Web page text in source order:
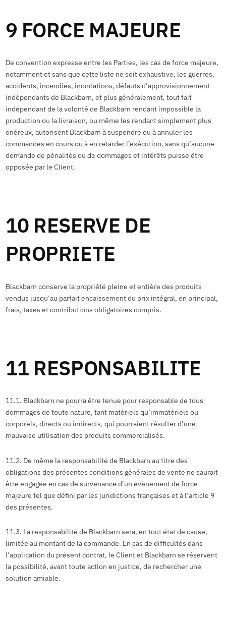
9 FORCE MAJEURE
De convention expresse entre les Parties, les cas de force majeure,
notamment et sans que cette liste ne soit exhaustive, les guerres,
accidents, incendies, inondations, défauts d’approvisionnement
indépendants de Blackbarn, et plus généralement, tout fait
indépendant de la volonté de Blackbarn rendant impossible la
production ou la livraison, ou même les rendant simplement plus
onéreux, autorisent Blackbarn à suspendre ou à annuler les
commandes en cours ou à en retarder l’exécution, sans qu’aucune
demande de pénalités ou de dommages et intérêts puisse être
opposée par le Client.
10 RESERVE DE
PROPRIETE
Blackbarn conserve la propriété pleine et entière des produits
vendus jusqu’au parfait encaissement du prix intégral, en principal,
frais, taxes et contributions obligatoires compris.
11 RESPONSABILITE
11.1. Blackbarn ne pourra être tenue pour responsable de tous
dommages de toute nature, tant matériels qu’immatériels ou
corporels, directs ou indirects, qui pourraient résulter d’une
mauvaise utilisation des produits commercialisés.
11.2. De même la responsabilité de Blackbarn au titre des
obligations des présentes conditions générales de vente ne saurait
être engagée en cas de survenance d’un évènement de force
majeure tel que défini par les juridictions françaises et à l’article 9
des présentes.
11.3. La responsabilité de Blackbarn sera, en tout état de cause,
limitée au montant de la commande. En cas de difficultés dans
l’application du présent contrat, le Client et Blackbarn se réservent
la possibilité, avant toute action en justice, de rechercher une
solution amiable.